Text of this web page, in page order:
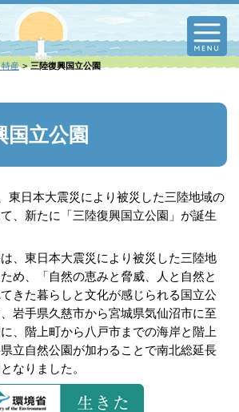
産 三陸復興国立公園
国立公園
東日本大震災により被災した三陸地域の
、新たに「三陸復興国立公園」が誕生
、東日本大震災により被災した三陸地
め、「自然の恵みと脅威、人と自然と
きた暮らしと文化が感じられる国立公
岩手県久慈市から宮城県気仙沼市に至
、階上町から八戸市までの海岸と階上
立自然公園が加わることで南北総延長
なりました。